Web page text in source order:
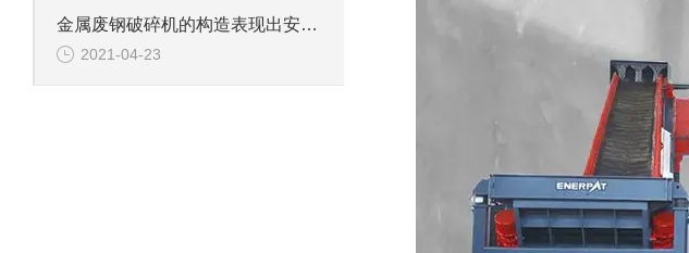
金属废钢破碎机的构造表现出安全可靠性
2021-04-23